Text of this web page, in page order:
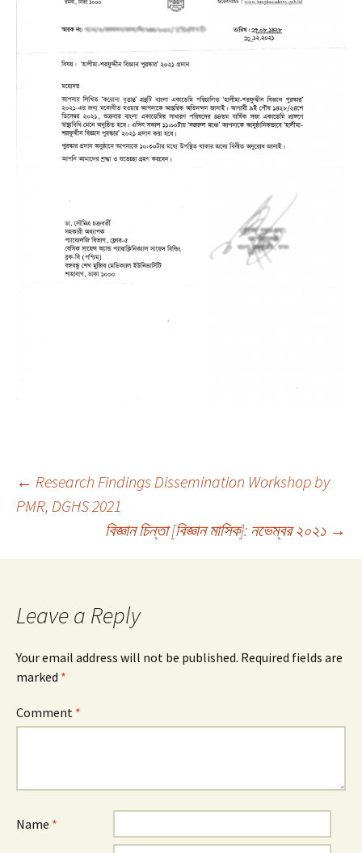
Post
navigation
← Research Findings Dissemination Workshop by
PMR, DGHS 2021
বিজ্ঞান চিন্তা [বিজ্ঞান মাসিক]: নভেম্বর ২০২১ →
Leave a Reply
Your email address will not be published. Required fields are
marked *
Comment *
Name *